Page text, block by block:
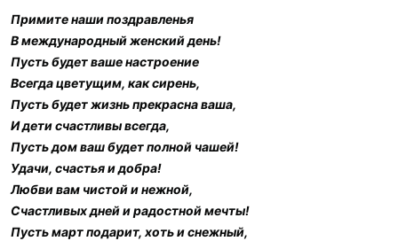
Примите наши поздравленья
В международный женский день!
Пусть будет ваше настроение
Всегда цветущим, как сирень,
Пусть будет жизнь прекрасна ваша,
И дети счастливы всегда,
Пусть дом ваш будет полной чашей!
Удачи, счастья и добра!
Любви вам чистой и нежной,
Счастливых дней и радостной мечты!
Пусть март подарит, хоть и снежный,